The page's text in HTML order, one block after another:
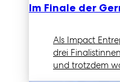
Im Finale der
Als Impact
drei
und trotzdem